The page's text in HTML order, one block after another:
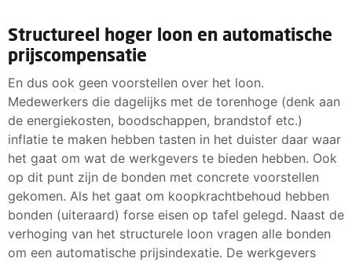
Structureel hoger loon en automatische
prijscompensatie
En dus ook geen voorstellen over het loon.
Medewerkers die dagelijks met de torenhoge (denk aan
de energiekosten, boodschappen, brandstof etc.)
inflatie te maken hebben tasten in het duister daar waar
het gaat om wat de werkgevers te bieden hebben. Ook
op dit punt zijn de bonden met concrete voorstellen
gekomen. Als het gaat om koopkrachtbehoud hebben
bonden (uiteraard) forse eisen op tafel gelegd. Naast de
verhoging van het structurele loon vragen alle bonden
om een automatische prijsindexatie. De werkgevers